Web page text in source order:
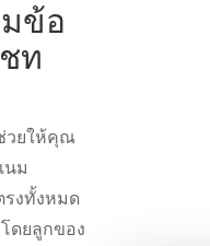
ข้อ
ท
วยให้คุณ
นม
งทั้งหมด
ดยลูกของ